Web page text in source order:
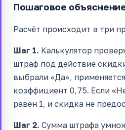
Пошаговое
Расчёт происходит в три
Шаг 1. Калькулятор
штраф под действие
выбрали «Да»,
коэффициент 0,75. Если
равен 1, и скидка не
Шаг 2. Сумма штрафа